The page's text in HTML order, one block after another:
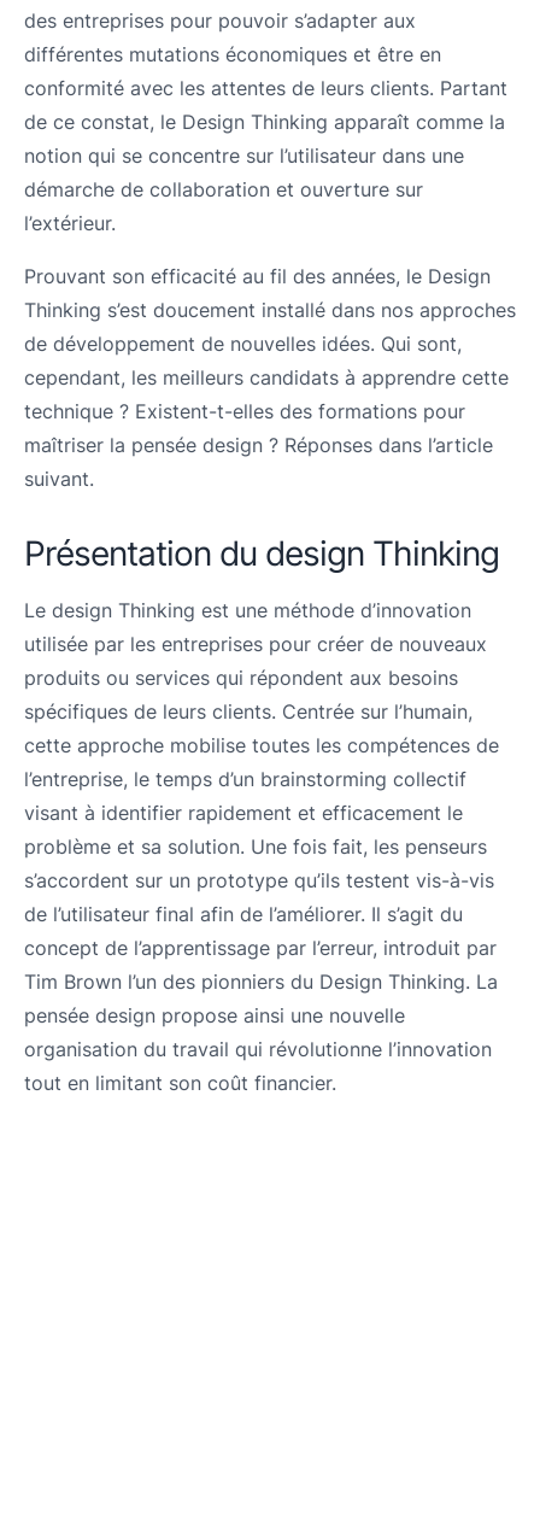
des entreprises pour pouvoir s’adapter aux
différentes mutations économiques et être en
conformité avec les attentes de leurs clients. Partant
de ce constat, le Design Thinking apparaît comme la
notion qui se concentre sur l’utilisateur dans une
démarche de collaboration et ouverture sur
l’extérieur.
Prouvant son efficacité au fil des années, le Design
Thinking s’est doucement installé dans nos approches
de développement de nouvelles idées. Qui sont,
cependant, les meilleurs candidats à apprendre cette
technique ? Existent-t-elles des formations pour
maîtriser la pensée design ? Réponses dans l’article
suivant.
Présentation du design Thinking
Le design Thinking est une méthode d’innovation
utilisée par les entreprises pour créer de nouveaux
produits ou services qui répondent aux besoins
spécifiques de leurs clients. Centrée sur l’humain,
cette approche mobilise toutes les compétences de
l’entreprise, le temps d’un brainstorming collectif
visant à identifier rapidement et efficacement le
problème et sa solution. Une fois fait, les penseurs
s’accordent sur un prototype qu’ils testent vis-à-vis
de l’utilisateur final afin de l’améliorer. Il s’agit du
concept de l’apprentissage par l’erreur, introduit par
Tim Brown l’un des pionniers du Design Thinking. La
pensée design propose ainsi une nouvelle
organisation du travail qui révolutionne l’innovation
tout en limitant son coût financier.